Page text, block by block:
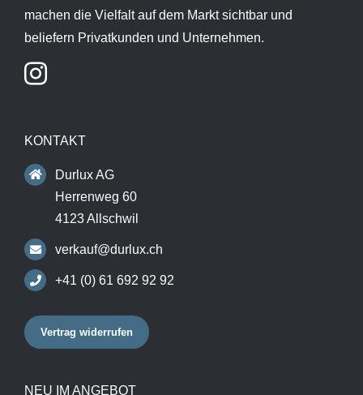
machen die Vielfalt auf dem Markt sichtbar und
beliefern Privatkunden und Unternehmen.
KONTAKT
Durlux AG
Herrenweg 60
4123 Allschwil
verkauf@durlux.ch
+41 (0) 61 692 92 92
Vertrag widerrufen
NEU IM ANGEBOT